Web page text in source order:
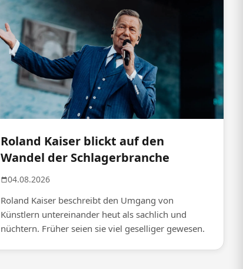
Roland Kaiser blickt auf den
Wandel der Schlagerbranche
04.08.2026
Roland Kaiser beschreibt den Umgang von
Künstlern untereinander heut als sachlich und
nüchtern. Früher seien sie viel geselliger gewesen.